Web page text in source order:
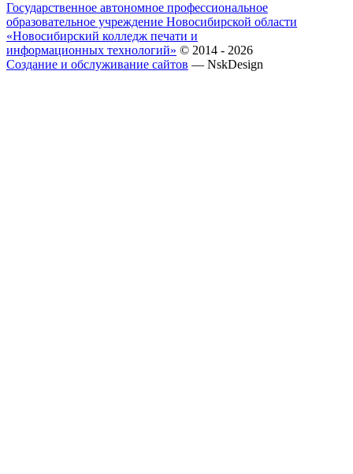
Государственное автономное профессиональное
образовательное учреждение Новосибирской области
«Новосибирский колледж печати и
информационных технологий» © 2014 - 2026
Создание и обслуживание сайтов — NskDesign